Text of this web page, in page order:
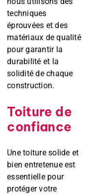
techniques
éprouvées et des
matériaux de qualité
pour garantir la
durabilité et la
solidité de chaque
construction.
Toiture de
confiance
Une toiture solide et
bien entretenue est
essentielle pour
protéger votre